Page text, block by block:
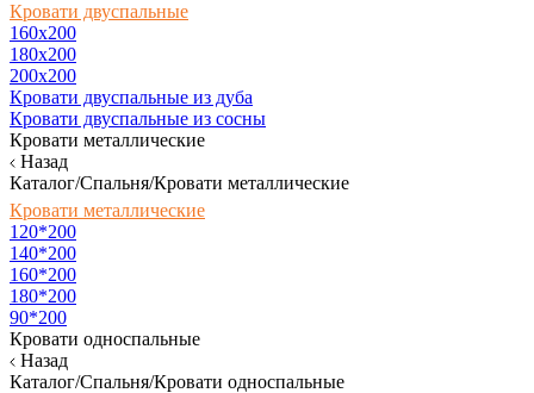
Кровати двуспальные
160х200
180x200
200x200
Кровати двуспальные из дуба
Кровати двуспальные из сосны
Кровати металлические
Назад
Каталог/Спальня/Кровати металлические
Кровати металлические
120*200
140*200
160*200
180*200
90*200
Кровати односпальные
Назад
Каталог/Спальня/Кровати односпальные